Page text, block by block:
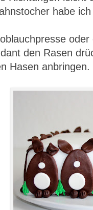
habe
den Rasen
Hasen anbringen.